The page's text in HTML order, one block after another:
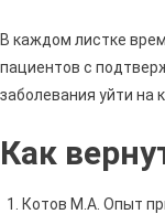
В каждом листке
пациентов с
заболевания уйти на
Как
Котов М.А. Опыт